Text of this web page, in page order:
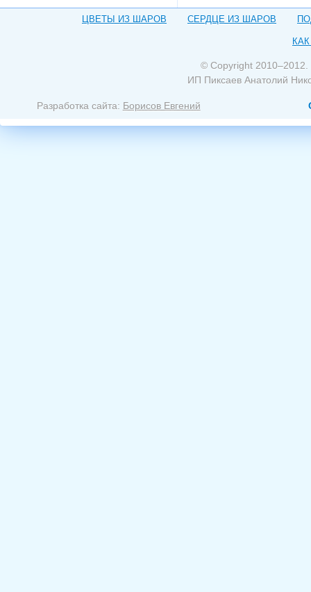
ЦВЕТЫ ИЗ ШАРОВ СЕРДЦЕ ИЗ ШАРОВ
© Copyright 2010–2012.
ИП Пиксаев Анатолий
Разработка сайта: Борисов Евгений